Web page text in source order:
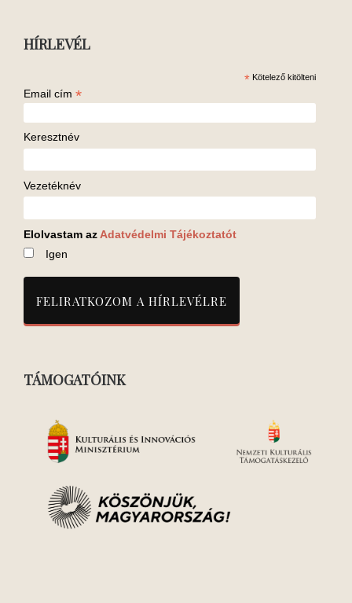
HÍRLEVÉL
* Kötelező kitölteni
Email cím *
Keresztnév
Vezetéknév
Elolvastam azAdatvédelmi Tájékoztatót
Igen
TÁMOGATÓINK